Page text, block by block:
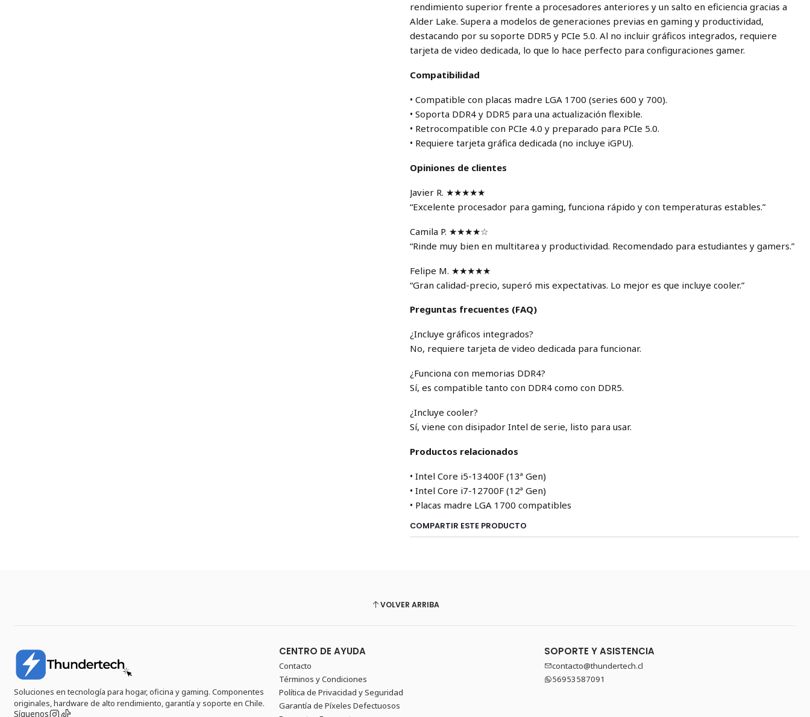
rendimiento superior frente a procesadores anteriores y un salto en eficiencia gracias a
Alder Lake. Supera a modelos de generaciones previas en gaming y productividad,
destacando por su soporte DDR5 y PCIe 5.0. Al no incluir gráficos integrados, requiere
tarjeta de video dedicada, lo que lo hace perfecto para configuraciones gamer.
Compatibilidad
• Compatible con placas madre LGA 1700 (series 600 y 700).
• Soporta DDR4 y DDR5 para una actualización flexible.
• Retrocompatible con PCIe 4.0 y preparado para PCIe 5.0.
• Requiere tarjeta gráfica dedicada (no incluye iGPU).
Opiniones de clientes
Javier R. ★★★★★
“Excelente procesador para gaming, funciona rápido y con temperaturas estables.”
Camila P. ★★★★☆
“Rinde muy bien en multitarea y productividad. Recomendado para estudiantes y gamers.”
Felipe M. ★★★★★
“Gran calidad-precio, superó mis expectativas. Lo mejor es que incluye cooler.”
Preguntas frecuentes (FAQ)
¿Incluye gráficos integrados?
No, requiere tarjeta de video dedicada para funcionar.
¿Funciona con memorias DDR4?
Sí, es compatible tanto con DDR4 como con DDR5.
¿Incluye cooler?
Sí, viene con disipador Intel de serie, listo para usar.
Productos relacionados
• Intel Core i5-13400F (13ª Gen)
• Intel Core i7-12700F (12ª Gen)
• Placas madre LGA 1700 compatibles
COMPARTIR ESTE PRODUCTO
VOLVER ARRIBA
Soluciones en tecnología para hogar, oficina y gaming. Componentes
originales, hardware de alto rendimiento, garantía y soporte en Chile.
Síguenos
CENTRO DE AYUDA
Contacto
Términos y Condiciones
Política de Privacidad y Seguridad
Garantía de Píxeles Defectuosos
SOPORTE Y ASISTENCIA
contacto@thundertech.cl
56953587091